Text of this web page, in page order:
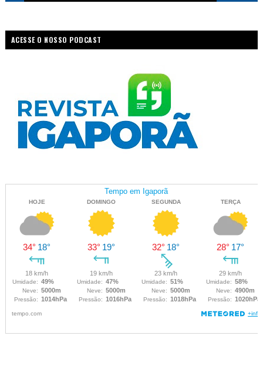
ACESSE O NOSSO PODCAST